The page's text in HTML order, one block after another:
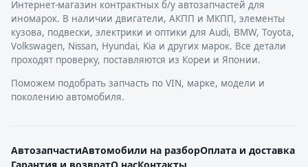
Интернет-магазин контрактных б/у автозапчастей для
иномарок. В наличии двигатели, АКПП и МКПП, элементы
кузова, подвески, электрики и оптики для Audi, BMW, Toyota,
Volkswagen, Nissan, Hyundai, Kia и других марок. Все детали
проходят проверку, поставляются из Кореи и Японии.
Поможем подобрать запчасть по VIN, марке, модели и
поколению автомобиля.
АвтозапчастиАвтомобили на разборОплата и доставка
Гарантия и возвратО насКонтакты